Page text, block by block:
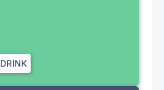
DRINK